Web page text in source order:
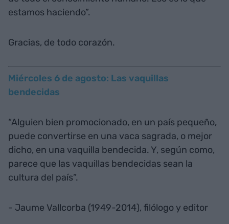
estamos haciendo”.
Gracias, de todo corazón.
Miércoles 6 de agosto: Las vaquillas
bendecidas
“Alguien bien promocionado, en un país pequeño,
puede convertirse en una vaca sagrada, o mejor
dicho, en una vaquilla bendecida. Y, según como,
parece que las vaquillas bendecidas sean la
cultura del país”.
- Jaume Vallcorba (1949-2014), filólogo y editor